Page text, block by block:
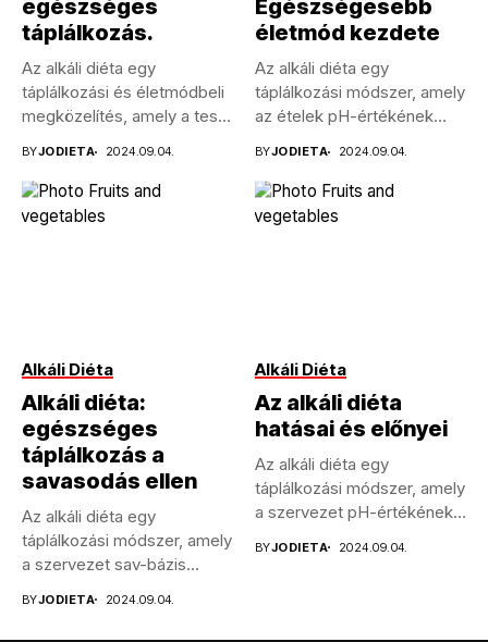
egészséges
táplálkozás.
Az alkáli diéta egy
táplálkozási és életmódbeli
megközelítés, amely a test
BYJODIETA 2024.09.04.
Egészségesebb
életmód kezdete
Az alkáli diéta egy
táplálkozási módszer, amely
az ételek pH-értékének
BYJODIETA 2024.09.04.
Alkáli Diéta
Alkáli diéta:
egészséges
táplálkozás a
savasodás ellen
Az alkáli diéta egy
táplálkozási módszer, amely
a szervezet sav-bázis
BYJODIETA 2024.09.04.
Alkáli Diéta
Az alkáli diéta
hatásai és előnyei
Az alkáli diéta egy
táplálkozási módszer, amely
a szervezet pH-értékének
BYJODIETA 2024.09.04.